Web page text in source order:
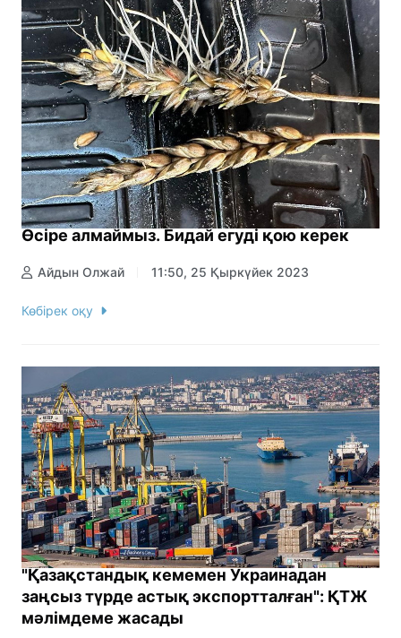
Өсіре алмаймыз. Бидай егуді қою керек
Айдын Олжай 11:50, 25 Қыркүйек 2023
Көбірек оқу
"Қазақстандық кемемен Украинадан
заңсыз түрде астық экспортталған": ҚТЖ
мәлімдеме жасады